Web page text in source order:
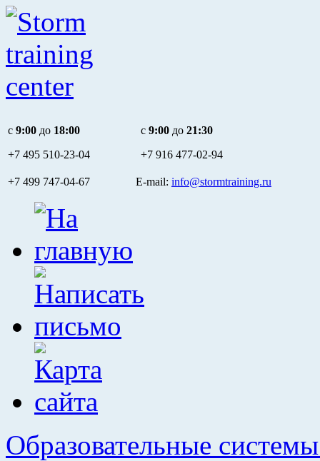
c 9:00 до 18:00
+7 495 510-23-04
c 9:00 до 21:30
+7 916 477-02-94
+7 499 747-04-67 E-mail: info@stormtraining.ru
Образовательные